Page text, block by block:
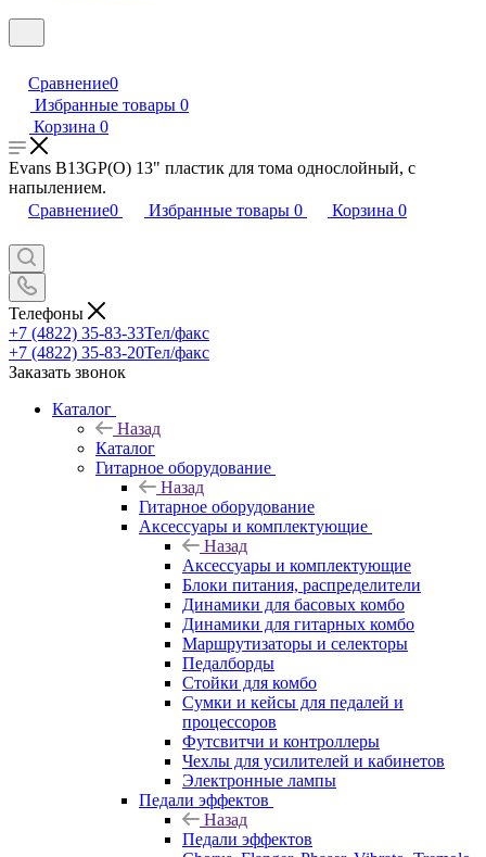
Сравнение0
Избранные товары 0
Корзина 0
Evans B13GP(O) 13" пластик для тома однослойный, с
напылением.
Сравнение0 Избранные товары 0 Корзина 0
Телефоны
+7 (4822) 35-83-33Тел/факс
+7 (4822) 35-83-20Тел/факс
Заказать звонок
Каталог
Назад
Каталог
Гитарное оборудование
Назад
Гитарное оборудование
Аксессуары и комплектующие
Назад
Аксессуары и комплектующие
Блоки питания, распределители
Динамики для басовых комбо
Динамики для гитарных комбо
Маршрутизаторы и селекторы
Педалборды
Стойки для комбо
Сумки и кейсы для педалей и
процессоров
Футсвитчи и контроллеры
Чехлы для усилителей и кабинетов
Электронные лампы
Педали эффектов
Назад
Педали эффектов